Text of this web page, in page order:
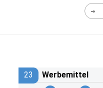
23 Werbemittel